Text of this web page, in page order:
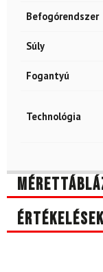
Befogórendszer
Súly
Fogantyú
Technológia